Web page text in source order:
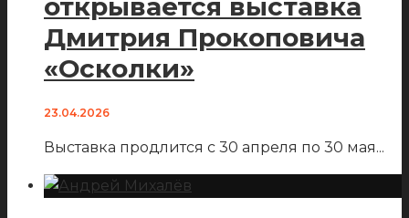
открывается выставка
Дмитрия Прокоповича
«Осколки»
23.04.2026
Выставка продлится с 30 апреля по 30 мая...